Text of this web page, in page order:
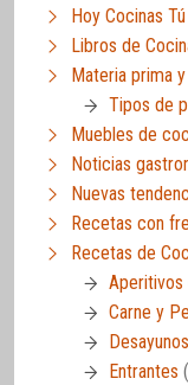
Hoy Cocinas Tú
Libros de
Materia prima
Tipos de
Muebles de
Noticias
Nuevas
Recetas con
Recetas de
Aperitivos
Carne y
Entrantes